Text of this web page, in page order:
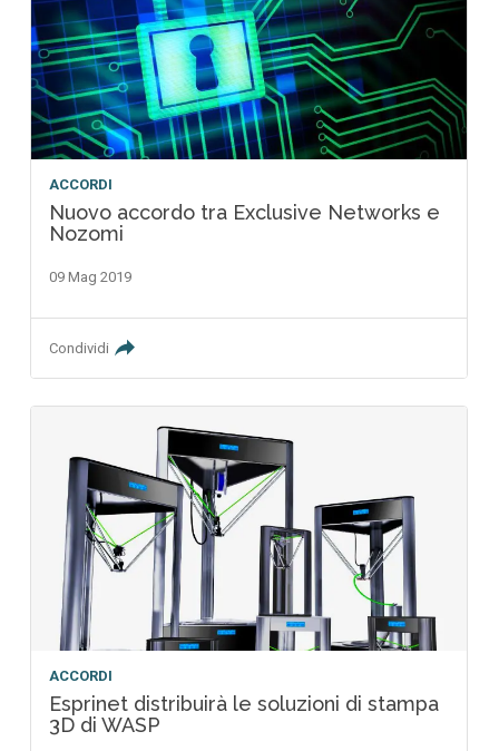
ACCORDI
Nuovo accordo tra Exclusive Networks e
Nozomi
09 Mag 2019
Condividi
ACCORDI
Esprinet distribuirà le soluzioni di stampa
3D di WASP